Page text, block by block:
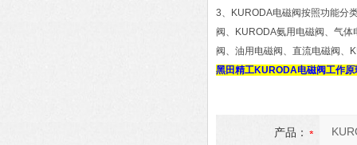
3、KURODA电磁阀按照功能分
阀、KURODA氨用电磁阀、气
阀、油用电磁阀、直流电磁阀、
黑田精工KURODA电磁阀工作原
产品：